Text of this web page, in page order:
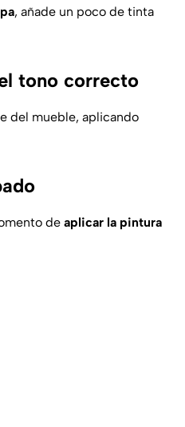
, añade un poco de tinta
tono correcto
del mueble, aplicando
de aplicar la pintura